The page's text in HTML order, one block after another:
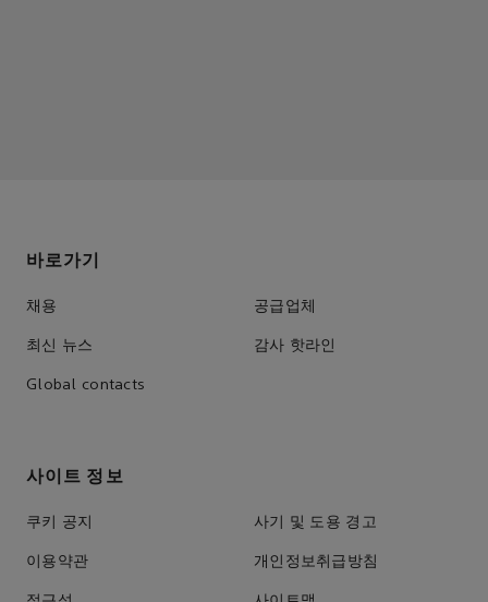
바로가기
채용 공급업체
최신 뉴스 감사 핫라인
Global contacts
사이트 정보
쿠키 공지 사기 및 도용 경고
이용약관 개인정보취급방침